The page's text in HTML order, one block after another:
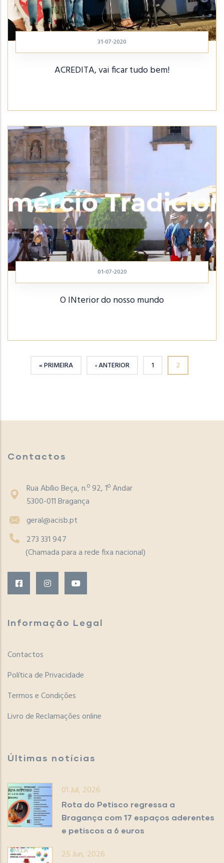
31-07-2020
ACREDITA, vai ficar tudo bem!
01-07-2020
O INterior do nosso mundo
PRIMEIRA PÁGINA
« PRIMEIRA PÁGINA ANTERIOR
‹ ANTERIOR PÁGINA
1 PÁGINA ATUAL
2
Contactos
Rua Abílio Beça, n.º 92, 1º Andar
5300-011 Bragança
geral@acisb.pt
273 331 947
(Chamada para a rede fixa nacional)
Informação Legal
Contactos
Política de Privacidade
Termos e Condições
Livro de Reclamações online
Últimas notícias
01 Jul, 2026
Rota do Petisco regressa a
Bragança com 17 espaços aderentes
e petiscos a 6 euros
25 Jun, 2026